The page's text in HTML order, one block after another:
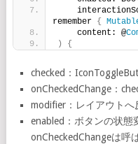
remember {
    content: @
)
{
checked：
onCheckedChange：
modifier：レイアウトへ
enabled：ボタンの状態
onCheckedChangeは呼